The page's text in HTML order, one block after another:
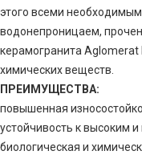
этого всеми
водонепроницаем, прочен
керамогранита Aglomerat
химических веществ.
ПРЕИМУЩЕСТВА:
повышенная
устойчивость к высоким
биологическая и